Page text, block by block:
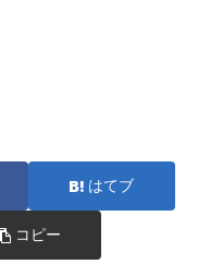
はてブ
コピー